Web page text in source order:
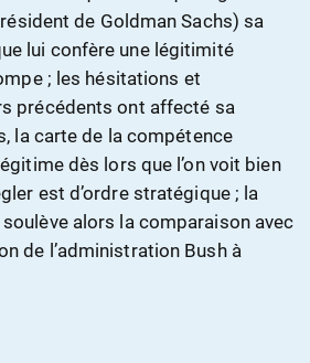
de Goldman Sachs) sa
lui confère une légitimité
; les hésitations et
précédents ont affecté sa
la carte de la compétence
dès lors que l’on voit bien
est d’ordre stratégique ; la
alors la comparaison avec
de l’administration Bush à